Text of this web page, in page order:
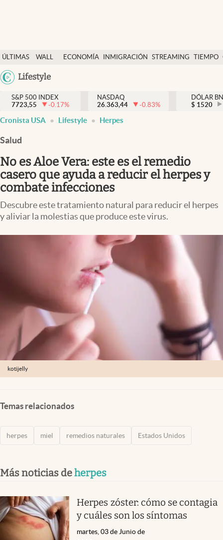
ÚLTIMAS
NOTICIAS
WALL
Y
DÓLAR
ECONOMÍA INMIGRACIÓN STREAMING TIEMPO
México
Lifestyle
Finanzas y economía
Wall Street y dólar
Inmigración
Espiritual
Streaming
PC y mobile
S&P 500 INDEX
7723,55
-0.17%
NASDAQ
26.363,44
-0.83%
DÓLAR
$ 1520
Cronista USA Lifestyle Herpes
Salud
No es Aloe Vera: este es el remedio
casero que ayuda a reducir el herpes y
combate infecciones
Descubre este tratamiento natural para reducir el herpes
y aliviar la molestias que produce este virus.
kotijelly
Temas relacionados
herpes miel remedios naturales Estados Unidos
Más noticias deherpes
Herpes zóster: cómo se contagia
y cuáles son los síntomas
martes, 03 de Junio de